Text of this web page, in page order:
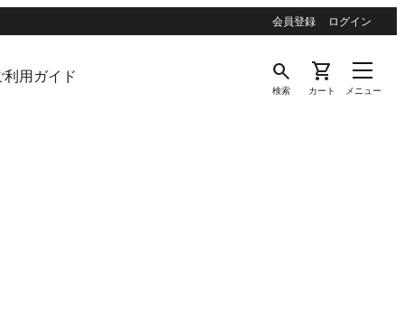
会員登録 ログイン
利用ガイド search
検索
shopping_cart
カート メニュー